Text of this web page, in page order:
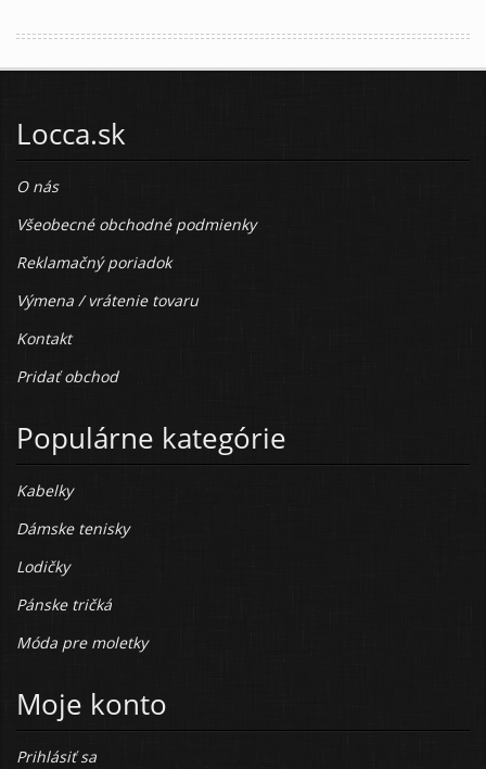
Locca.sk
O nás
Všeobecné obchodné podmienky
Reklamačný poriadok
Výmena / vrátenie tovaru
Kontakt
Pridať obchod
Populárne kategórie
Kabelky
Dámske tenisky
Lodičky
Pánske tričká
Móda pre moletky
Moje konto
Prihlásiť sa